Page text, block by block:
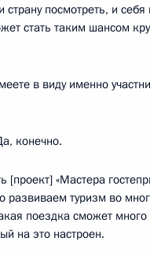
страну посмотреть, и себя
стать таким шансом
в виду именно
конечно.
[проект] «Мастера
развиваем туризм во
поездка сможет
на это настроен.